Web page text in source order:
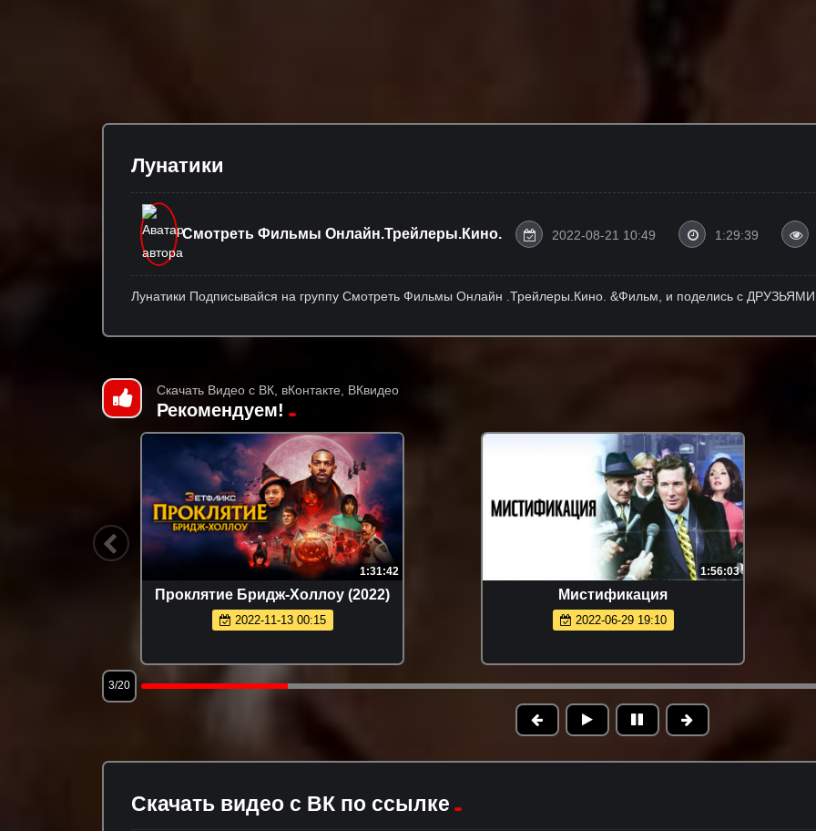
Лунатики
Смотреть Фильмы Онлайн.Трейлеры.Кино. 2022-08-21 10:49 1:29:39
Лунатики Подписывайся на группу Смотреть Фильмы Онлайн .Трейлеры.Кино. &Фильм, и поделись с ДРУЗЬЯМИ
Скачать Видео с ВК, вКонтакте, ВКвидео
Рекомендуем!
1:31:42
Проклятие Бридж-Холлоу (2022)
2022-11-13 00:15
1:56:03
Мистификация
2022-06-29 19:10
3/20
Скачать видео с ВК по ссылке